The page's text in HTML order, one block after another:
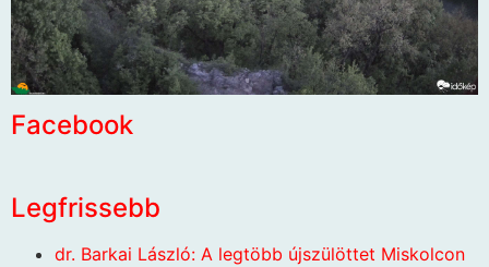
Facebook
Legfrissebb
dr. Barkai László: A legtöbb újszülöttet Miskolcon